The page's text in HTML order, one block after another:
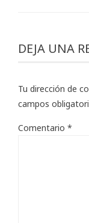
DEJA UNA
Tu dirección de
campos
Comentario *